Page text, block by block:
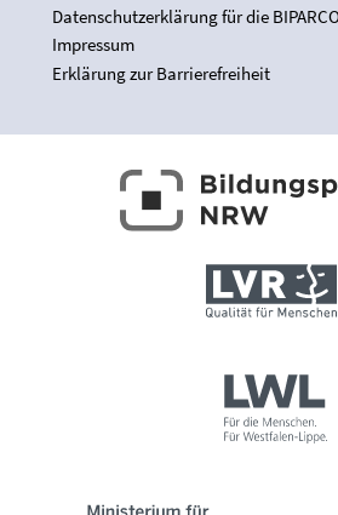
Datenschutzerklärung für die
Impressum
Erklärung zur Barrierefreiheit